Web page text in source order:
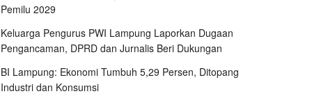
Pemilu 2029
Keluarga Pengurus PWI Lampung Laporkan Dugaan
Pengancaman, DPRD dan Jurnalis Beri Dukungan
BI Lampung: Ekonomi Tumbuh 5,29 Persen, Ditopang
Industri dan Konsumsi